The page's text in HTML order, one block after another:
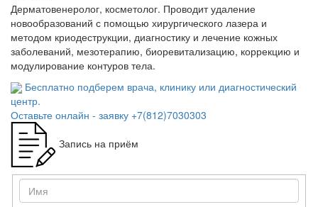
Дерматовенеролог, косметолог. Проводит удаление
новообразований с помощью хирургического лазера и
методом криодеструкции, диагностику и лечение кожных
заболеваний, мезотерапию, биоревитализацию, коррекцию и
модулирование контуров тела.
Бесплатно подберем врача, клинику или диагностический
центр.
Оставьте онлайн - заявку +7(812)7030303
Запись на приём